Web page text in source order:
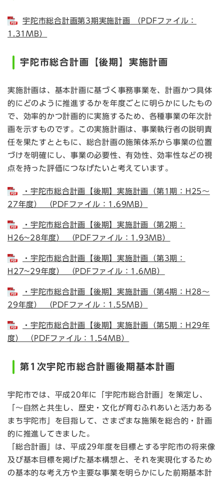
宇陀市総合計画第3期実施計画 （PDFファイル：
1.31MB）
宇陀市総合計画【後期】実施計画
実施計画は、基本計画に基づく事務事業を、計画かつ具体
的にどのように推進するかを年度ごとに明らかにしたもの
で、効率的かつ計画的に実施するため、各種事業の年次計
画を示すものです。この実施計画は、事業執行者の説明責
任を果たすとともに、総合計画の施策体系から事業の位置
づけを明確にし、事業の必要性、有効性、効率性などの視
点を持った評価につなげたいと考えています。
・宇陀市総合計画【後期】実施計画（第1期：H25～
27年度） （PDFファイル：1.69MB）
・宇陀市総合計画【後期】実施計画（第2期：
H26~28年度） （PDFファイル：1.93MB）
・宇陀市総合計画【後期】実施計画（第3期：
H27~29年度） （PDFファイル：1.6MB）
・宇陀市総合計画【後期】実施計画（第4期：H28～
29年度） （PDFファイル：1.55MB）
・宇陀市総合計画【後期】実施計画（第5期：H29年
度） （PDFファイル：1.54MB）
第1次宇陀市総合計画後期基本計画
宇陀市では、平成20年に「宇陀市総合計画」を策定し、
「～自然と共生し、歴史・文化が育むふれあいと活力ある
まち宇陀市」を目指して、さまざまな施策を総合的・計画
的に推進してきました。
「総合計画」は、平成29年度を目標とする宇陀市の将来像
及び基本目標を掲げた基本構想と、それを実現化するため
の基本的な考え方や主要な事業を明らかにした前期基本計